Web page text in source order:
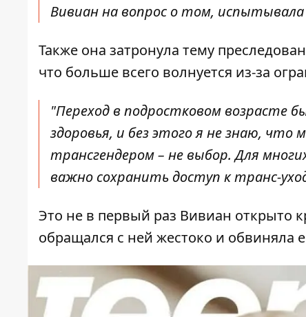
Вивиан на вопрос о том, испытывала
Также она затронула тему
что больше всего волнуется из-за
"Переход в подростковом возрасте
здоровья, и без этого я не знаю,
трансгендером – не выбор. Для
важно сохранить доступ к транс-
Это не в первый раз Вивиан открыто
обращался с ней жестоко и обвиняла